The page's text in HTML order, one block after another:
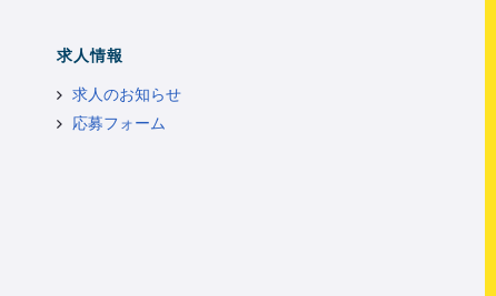
求人情報
求人のお知らせ
応募フォーム